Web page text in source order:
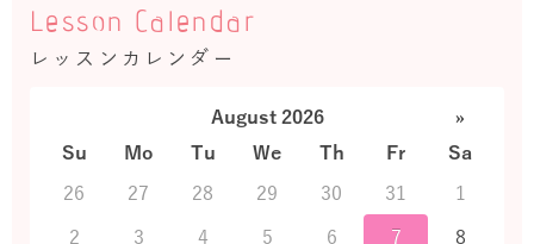
Lesson Calendar
レッスンカレンダー
August 2026
»
Su
Mo Tu We Th Fr
Sa
26
27 28 29 30 31
1
2
3 4 5 6 7
8